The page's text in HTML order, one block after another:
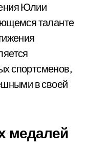
Юлии
таланте
спортсменов,
в своей
медалей